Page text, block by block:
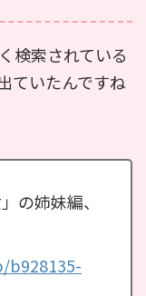
検索されている
ていたんですね
の姉妹編、
b928135-